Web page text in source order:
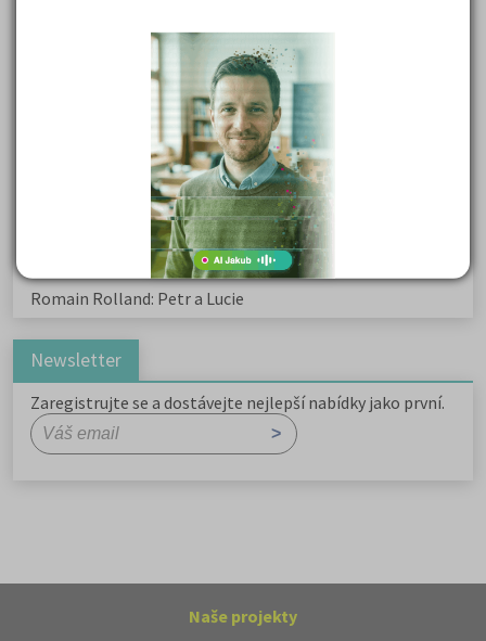
Kritika hry M. L. King v Salesiánském divadle
Důležité reakce organických sloučenin a jejich význam
Zákonitosti v elektronové struktuře
Základní charakteristiky obyvatelstva a geografie sídel
Karel Hynek Mácha: Máj
Karel Havlíček Borovský: Tyrolské elegie
Romain Rolland: Petr a Lucie
Newsletter
Zaregistrujte se a dostávejte nejlepší nabídky jako první.
Naše projekty